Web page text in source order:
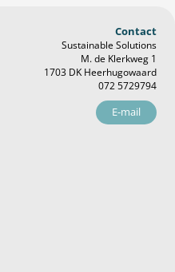
Contact
Sustainable Solutions
M. de Klerkweg 1
1703 DK Heerhugowaard
072 5729794
E-mail